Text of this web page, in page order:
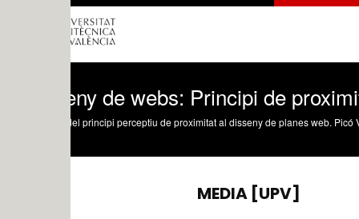
de webs: Principi de proximitat